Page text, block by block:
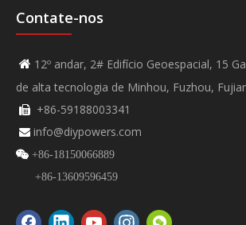
Contate-nos
 12º andar, 2# Edifício Geoespacial, 15
de alta tecnologia de Minhou, Fuzhou,
 +86-59188003341
 info@diypowers.com
 +86-18150066889
+86-13609596459